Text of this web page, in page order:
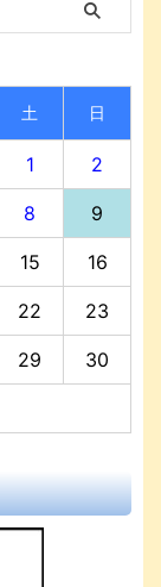
土 日
1 2
8 9
15 16
22 23
29 30